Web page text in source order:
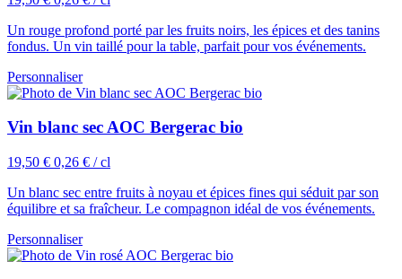
Un rouge profond porté par les fruits noirs, les épices et des tanins
fondus. Un vin taillé pour la table, parfait pour vos événements.
Personnaliser
Vin blanc sec AOC Bergerac bio
19,50 € 0,26 € / cl
Un blanc sec entre fruits à noyau et épices fines qui séduit par son
équilibre et sa fraîcheur. Le compagnon idéal de vos événements.
Personnaliser